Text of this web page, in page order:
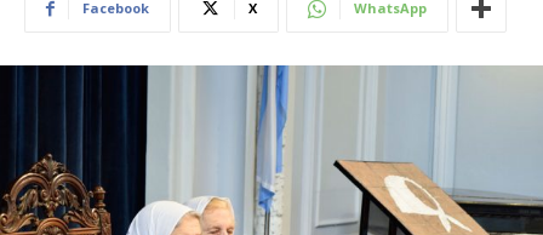
Facebook X WhatsApp